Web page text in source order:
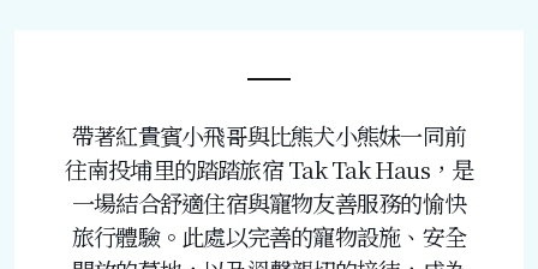
帶著紅貴賓小飛哥與比熊犬小熊妹一同前
往南投埔里的踏踏旅宿 Tak Tak Haus，是
一場結合舒適住宿與寵物友善服務的愉快
旅行體驗。此處以完善的寵物設施、安全